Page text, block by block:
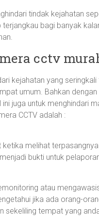
tindak kejahatan
bagi banyak
cctv
kejahatan yang
umum. Bahkan
juga untuk menghindari
CCTV adalah :
melihat
bukti untuk
atau
jika ada orang-
tempat yang